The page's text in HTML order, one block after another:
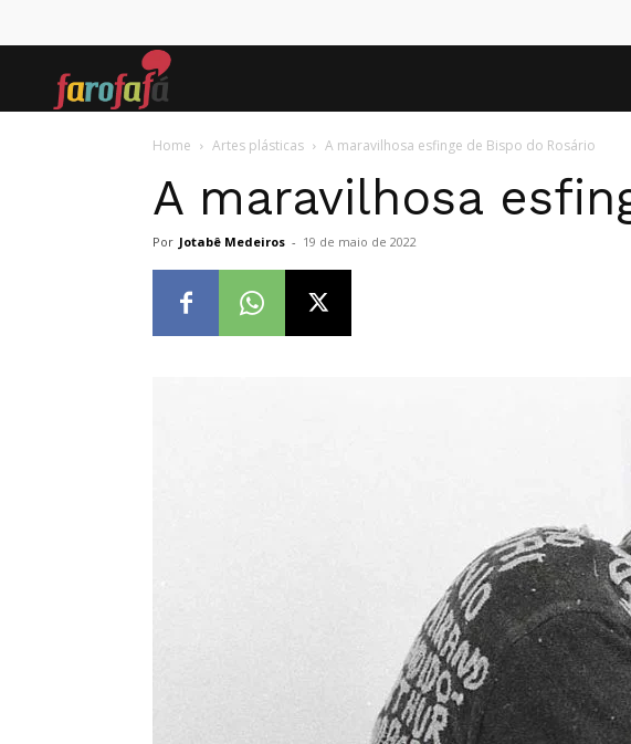
Home Artes plásticas A maravilhosa esfinge de Bispo do Rosário
A maravilhosa
Por Jotabê Medeiros - 19 de maio de 2022